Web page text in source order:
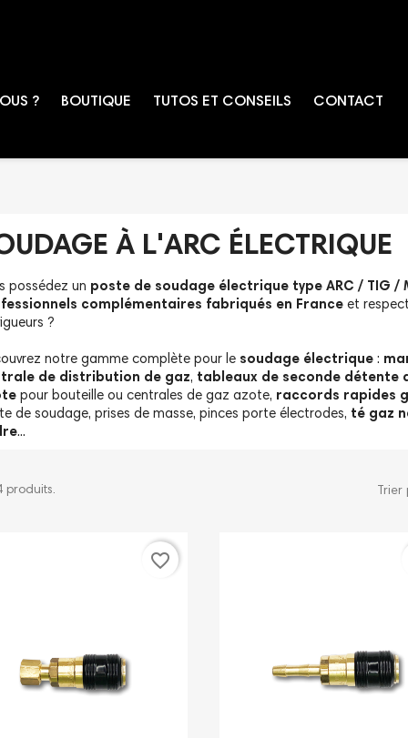
? BOUTIQUE TUTOS ET CONSEILS CONTACT
À L'ARC ÉLECTRIQUE
possédez un poste de soudage électrique type ARC / TIG /
complémentaires fabriqués en France et
?
notre gamme complète pour le soudage électrique :
de distribution de gaz, tableaux de seconde détente
pour bouteille ou centrales de gaz azote, raccords rapides
de soudage, prises de masse, pinces porte électrodes, té gaz
...
produits. Trier
favorite_border